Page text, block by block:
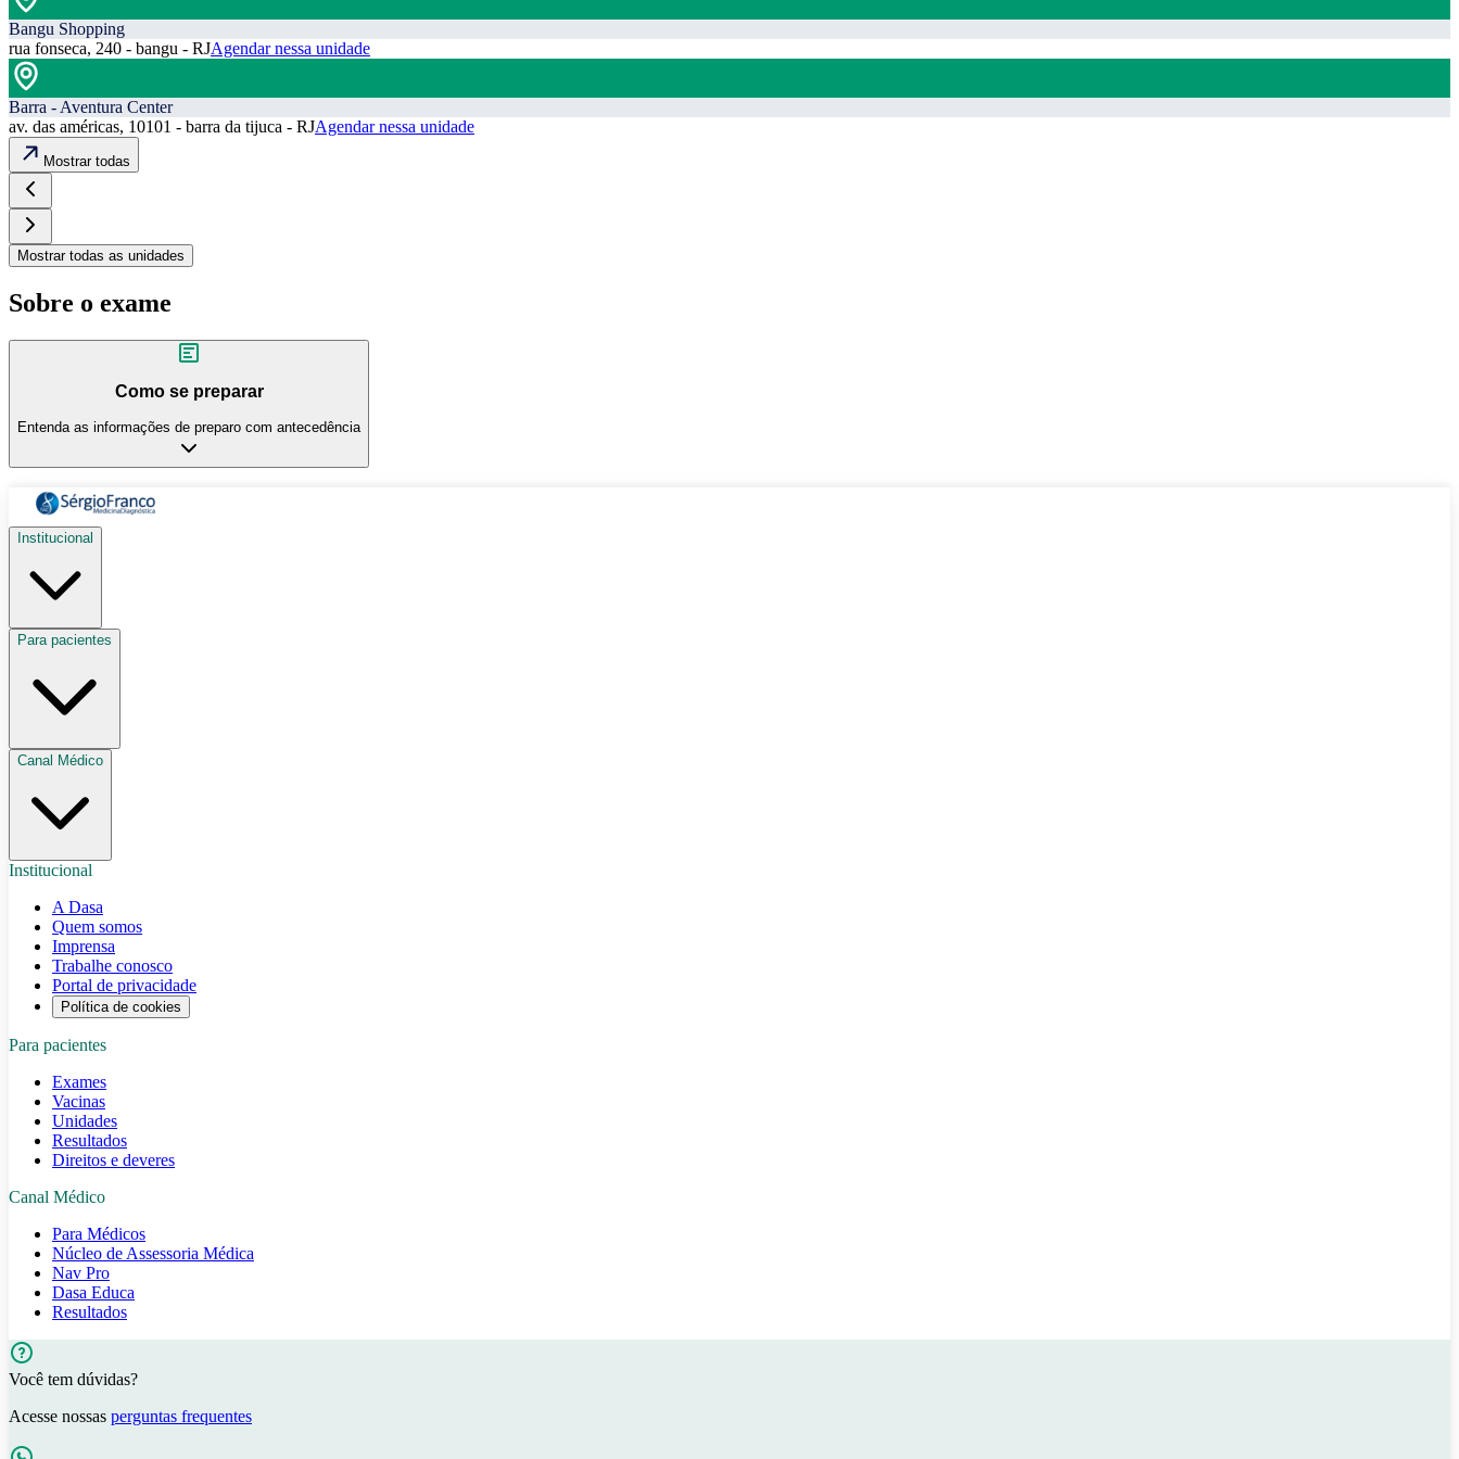
Bangu Shopping
rua fonseca, 240 - bangu - RJAgendar nessa unidade
Barra - Aventura Center
av. das américas, 10101 - barra da tijuca - RJAgendar nessa unidade
Mostrar todas
Mostrar todas as unidades
Sobre o exame
Como se preparar
Entenda as informações de preparo com antecedência
Institucional
Para pacientes
Canal Médico
Institucional
A Dasa
Quem somos
Imprensa
Trabalhe conosco
Portal de privacidade
Política de cookies
Para pacientes
Exames
Vacinas
Unidades
Resultados
Direitos e deveres
Canal Médico
Para Médicos
Núcleo de Assessoria Médica
Nav Pro
Dasa Educa
Resultados
Você tem dúvidas?
Acesse nossas perguntas frequentes